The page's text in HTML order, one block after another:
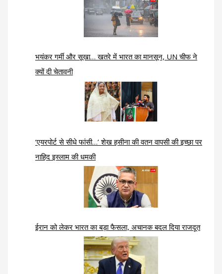
भयंकर गर्मी और सूखा… खतरे में भारत का मानसून, UN चीफ ने
क्यों दी चेतावनी
‘एयरपोर्ट से सीधे फांसी…’ शेख हसीना की वतन वापसी की इच्छा पर
नाहिद इस्लाम की धमकी
ईरान को लेकर भारत का बड़ा फैसला, अचानक बदल दिया राजदूत